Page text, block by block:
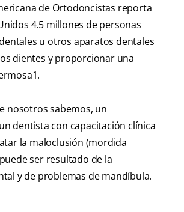
de Ortodoncistas reporta
4.5 millones de personas
u otros aparatos dentales
dientes y proporcionar una
1.
nosotros sabemos, un
dentista con capacitación clínica
la maloclusión (mordida
ser resultado de la
y de problemas de mandíbula.